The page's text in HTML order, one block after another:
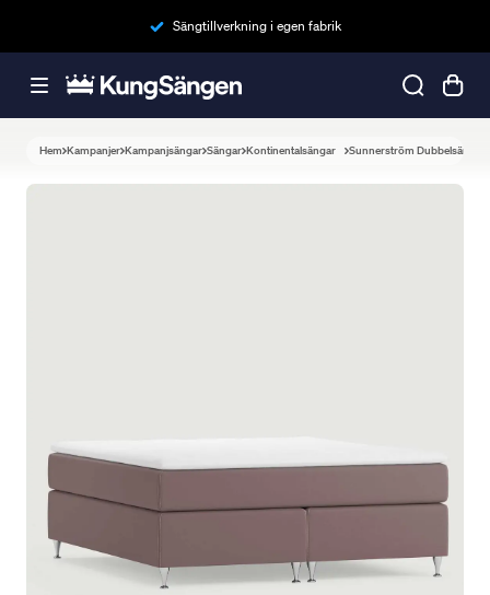
Sängtillverkning i egen fabrik
Hem Kampanjer Kampanjsängar Sängar Kontinentalsängar Sunnerström Dubbelsäng